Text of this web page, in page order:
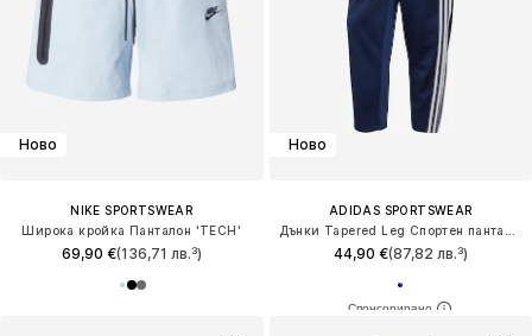
Ново
NIKE SPORTSWEAR
Широка кройка Панталон 'TECH'
69,90 €(136,71 лв.³)
Ново
ADIDAS SPORTSWEAR
44,90 €(87,82 лв.³)